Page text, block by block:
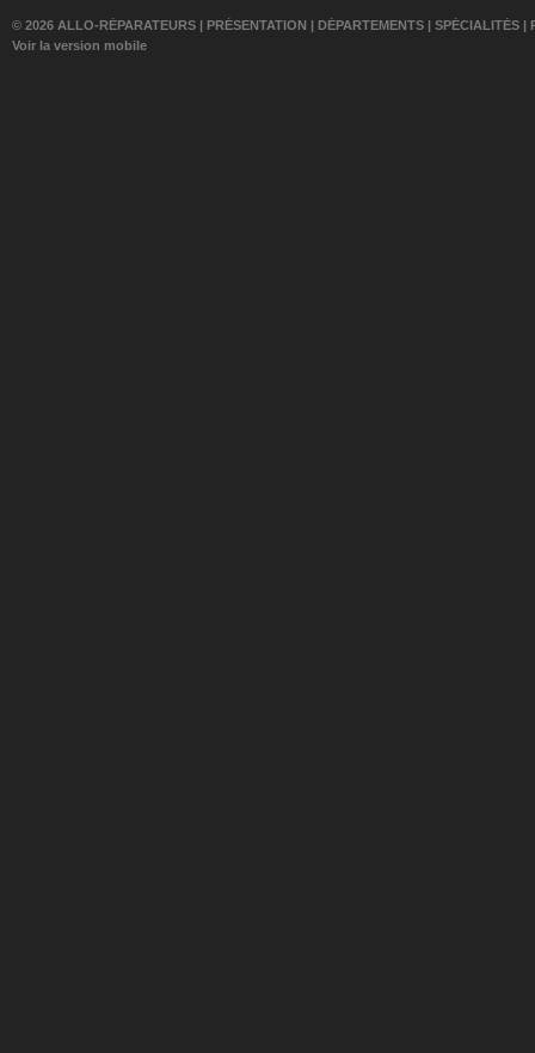
© 2026 ALLO-RÉPARATEURS | PRÉSENTATION | DÉPARTEMENTS | SPÉCIALITÉS |
Voir la version mobile